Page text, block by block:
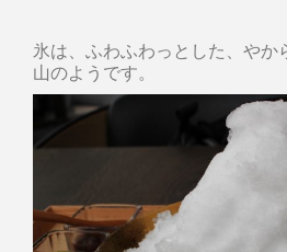
氷は、ふわふわっとした、やか
山のようです。